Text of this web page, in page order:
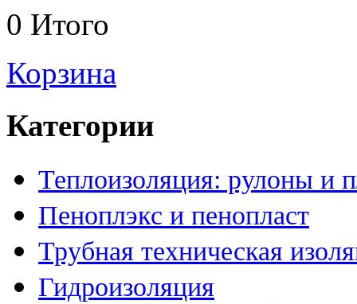
0 Итого
Корзина
Категории
Теплоизоляция: рулоны и
Пеноплэкс и пенопласт
Трубная техническая
Гидроизоляция